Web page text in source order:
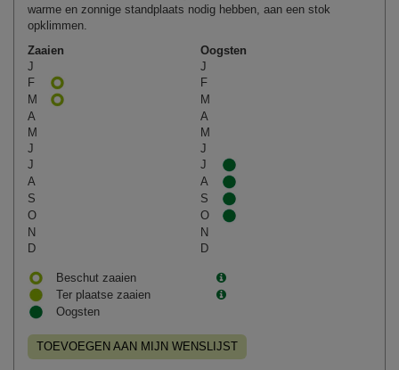
warme en zonnige standplaats nodig hebben, aan een stok
opklimmen.
Zaaien
Oogsten
J
J
F
F
M
M
A
A
M
M
J
J
J
J
A
A
S
S
O
O
N
N
D
D
Beschut zaaien
Ter plaatse zaaien
Oogsten
TOEVOEGEN AAN MIJN WENSLIJST